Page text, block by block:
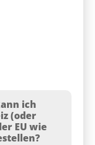
ich
(oder
EU wie